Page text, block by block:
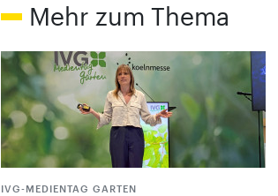
Mehr zum Thema
IVG-MEDIENTAG GARTEN